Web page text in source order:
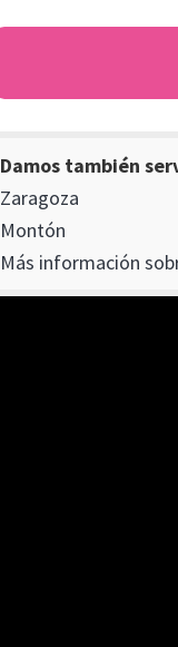
Damos también
Zaragoza
Montón
Más información